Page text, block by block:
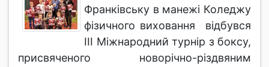
Франківську в манежі Коледжу
фізичного виховання відбувся
ІІІ Міжнародний турнір з боксу,
присвяченого новорічно-різдвяним